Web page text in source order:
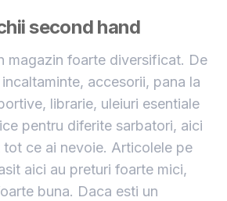
second hand
magazin foarte diversificat. De
accesorii, pana la
librarie, uleiuri esentiale
pentru diferite sarbatori, aici
ce ai nevoie. Articolele pe
aici au preturi foarte mici,
buna. Daca esti un